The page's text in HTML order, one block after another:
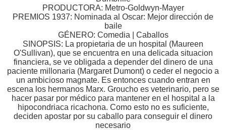
PRODUCTORA: Metro-Goldwyn-Mayer
PREMIOS 1937: Nominada al Oscar: Mejor dirección de
baile
GÉNERO: Comedia | Caballos
SINOPSIS: La propietaria de un hospital (Maureen
O'Sullivan), que se encuentra en una delicada situacion
financiera, se ve obligada a depender del dinero de una
paciente millonaria (Margaret Dumont) o ceder el negocio a
un ambicioso magnate. Es entonces cuando entran en
escena los hermanos Marx. Groucho es veterinario, pero se
hacer pasar por médico para mantener en el hospital a la
hipocondriaca ricachona. Como esto no es suficiente,
deciden apostar por su caballo para conseguir el dinero
necesario